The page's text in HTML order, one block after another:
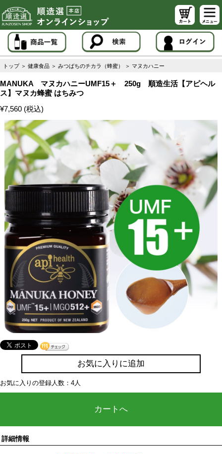
トップ ＞ 健康食品 ＞ みつばちのチカラ（蜂蜜） ＞ マヌカハニー
MANUKA マヌカハニーUMF15＋ 250g 順造生活【アピヘル
ス】マヌカ蜂蜜 はちみつ
¥7,560 (税込)
お気に入りに追加
お気に入りの登録人数：4人
カートへ
詳細情報